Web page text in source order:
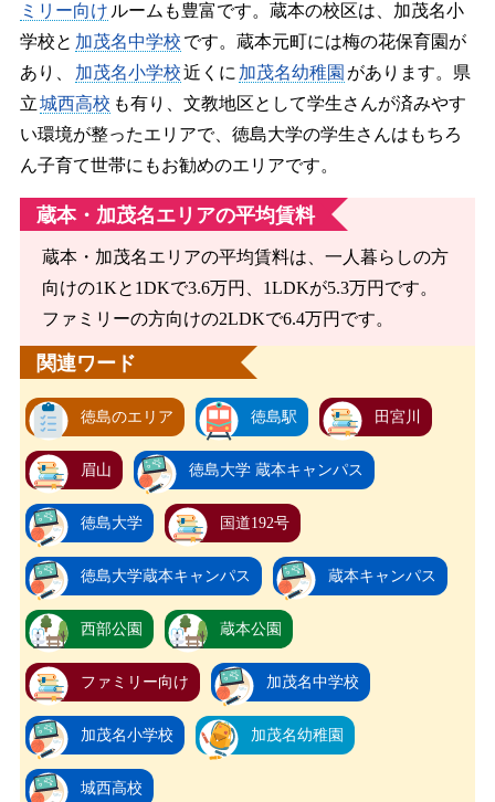
ミリー向け ルームも豊富です。蔵本の校区は、加茂名小
学校と 加茂名中学校 です。蔵本元町には梅の花保育園が
あり、
加茂名小学校近くに 加茂名幼稚園 があります。県
立城西高校 も有り、文教地区として学生さんが済みやす
い環境が整ったエリアで、徳島大学の学生さんはもちろ
ん子育て世帯にもお勧めのエリアです。
蔵本・加茂名エリアの平均賃料
蔵本・加茂名エリアの平均賃料は、一人暮らしの方
向けの1Kと1DKで3.6万円、1LDKが5.3万円です。
ファミリーの方向けの2LDKで6.4万円です。
関連ワード
徳島のエリア 徳島駅 田宮川
眉山 徳島大学 蔵本キャンパス
徳島大学 国道192号
徳島大学蔵本キャンパス 蔵本キャンパス
西部公園 蔵本公園
ファミリー向け 加茂名中学校
加茂名小学校 加茂名幼稚園
城西高校